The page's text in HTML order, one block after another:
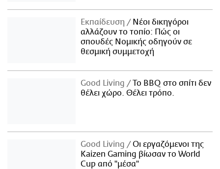
Εκπαίδευση
Νέοι δικηγόροι
αλλάζουν το τοπίο: Πώς οι
σπουδές Νομικής οδηγούν σε
θεσμική συμμετοχή
Good Living
Το BBQ στο σπίτι δεν
θέλει χώρο. Θέλει τρόπο.
Good Living
Οι εργαζόμενοι της
Kaizen Gaming βίωσαν το World
Cup από "μέσα"